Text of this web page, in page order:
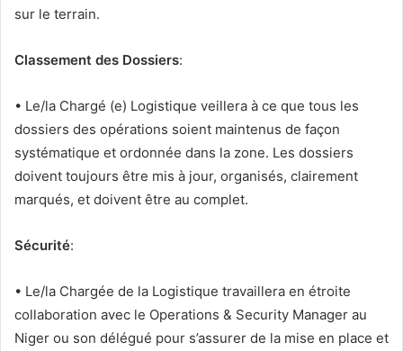
sur le terrain.
Classement des Dossiers:
• Le/la Chargé (e) Logistique veillera à ce que tous les
dossiers des opérations soient maintenus de façon
systématique et ordonnée dans la zone. Les dossiers
doivent toujours être mis à jour, organisés, clairement
marqués, et doivent être au complet.
Sécurité:
• Le/la Chargée de la Logistique travaillera en étroite
collaboration avec le Operations & Security Manager au
Niger ou son délégué pour s’assurer de la mise en place et